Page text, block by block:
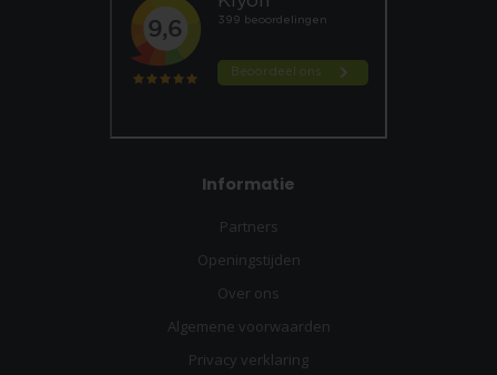
Informatie
Partners
Openingstijden
Over ons
Algemene voorwaarden
Privacy verklaring